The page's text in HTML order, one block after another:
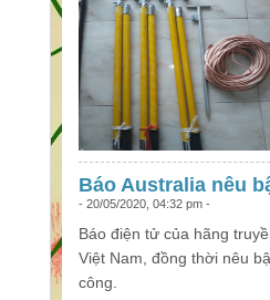
Báo Australia nêu
- 20/05/2020, 04:32 pm -
Báo điện tử của hãng
Việt Nam, đồng thời nêu
công.